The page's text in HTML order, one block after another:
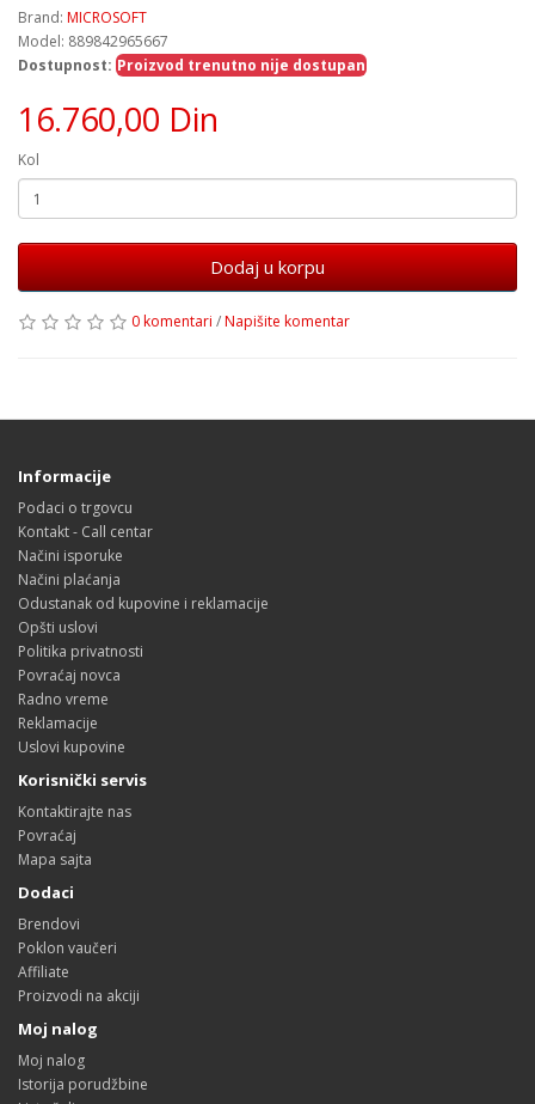
Brand: MICROSOFT
Model: 889842965667
Dostupnost: Proizvod trenutno nije dostupan
16.760,00 Din
Kol
Dodaj u korpu
0 komentari /Napišite komentar
Informacije
Podaci o trgovcu
Kontakt - Call centar
Načini isporuke
Načini plaćanja
Odustanak od kupovine i reklamacije
Opšti uslovi
Politika privatnosti
Povraćaj novca
Radno vreme
Reklamacije
Uslovi kupovine
Korisnički servis
Kontaktirajte nas
Povraćaj
Mapa sajta
Dodaci
Brendovi
Poklon vaučeri
Affiliate
Proizvodi na akciji
Moj nalog
Moj nalog
Istorija porudžbine